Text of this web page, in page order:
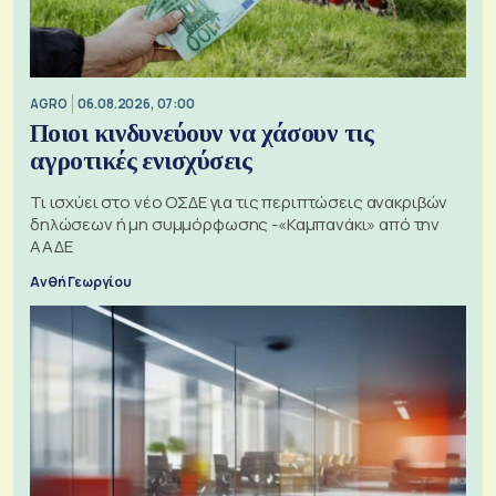
AGRO 06.08.2026, 07:00
Ποιοι κινδυνεύουν να χάσουν τις
αγροτικές ενισχύσεις
Τι ισχύει στο νέο ΟΣΔΕ για τις περιπτώσεις ανακριβών
δηλώσεων ή μη συμμόρφωσης -«Καμπανάκι» από την
ΑΑΔΕ
Ανθή Γεωργίου